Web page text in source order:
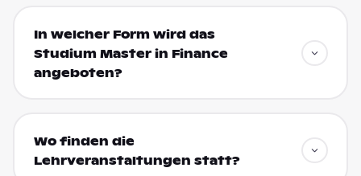
In welcher Form wird das
Studium Master in Finance
angeboten?
Wo finden die
Lehrveranstaltungen statt?